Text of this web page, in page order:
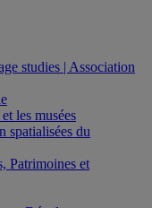
studies | Association
les musées
spatialisées du
Patrimoines et